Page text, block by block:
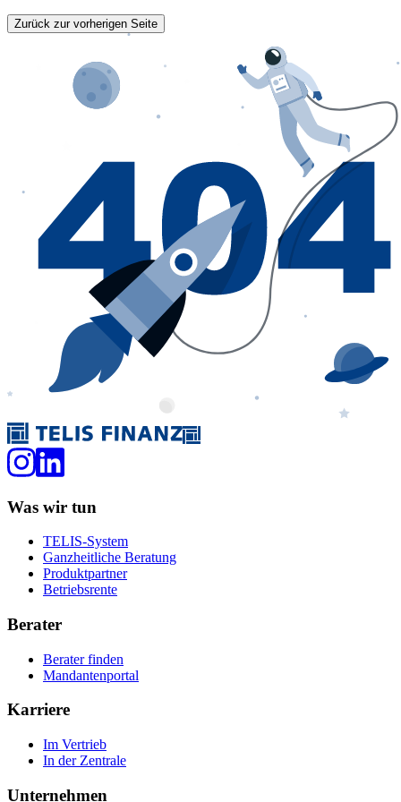
Zurück zur vorherigen Seite
Was wir tun
TELIS-System
Ganzheitliche Beratung
Produktpartner
Betriebsrente
Berater
Berater finden
Mandantenportal
Karriere
Im Vertrieb
In der Zentrale
Unternehmen